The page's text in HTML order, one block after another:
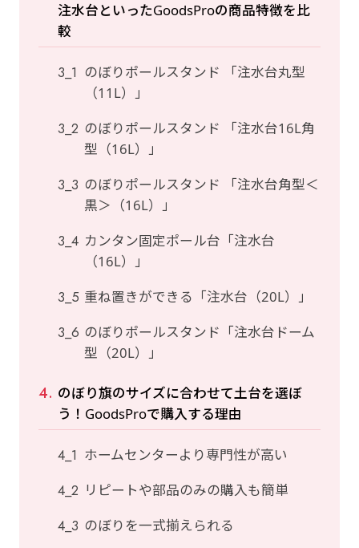
注水台といったGoodsProの商品特徴を比
較
のぼりポールスタンド 「注水台丸型
（11L）」
のぼりポールスタンド 「注水台16L角
型（16L）」
のぼりポールスタンド 「注水台角型＜
黒＞（16L）」
カンタン固定ポール台「注水台
（16L）」
重ね置きができる「注水台（20L）」
のぼりポールスタンド「注水台ドーム
型（20L）」
のぼり旗のサイズに合わせて土台を選ぼ
う！GoodsProで購入する理由
ホームセンターより専門性が高い
リピートや部品のみの購入も簡単
のぼりを一式揃えられる